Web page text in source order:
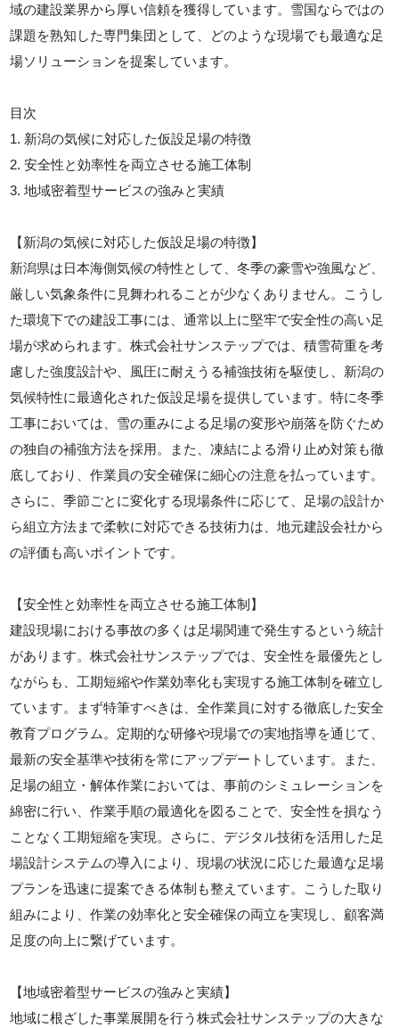
域の建設業界から厚い信頼を獲得しています。雪国ならではの
課題を熟知した専門集団として、どのような現場でも最適な足
場ソリューションを提案しています。
目次
1. 新潟の気候に対応した仮設足場の特徴
2. 安全性と効率性を両立させる施工体制
3. 地域密着型サービスの強みと実績
【新潟の気候に対応した仮設足場の特徴】
新潟県は日本海側気候の特性として、冬季の豪雪や強風など、
厳しい気象条件に見舞われることが少なくありません。こうし
た環境下での建設工事には、通常以上に堅牢で安全性の高い足
場が求められます。株式会社サンステップでは、積雪荷重を考
慮した強度設計や、風圧に耐えうる補強技術を駆使し、新潟の
気候特性に最適化された仮設足場を提供しています。特に冬季
工事においては、雪の重みによる足場の変形や崩落を防ぐため
の独自の補強方法を採用。また、凍結による滑り止め対策も徹
底しており、作業員の安全確保に細心の注意を払っています。
さらに、季節ごとに変化する現場条件に応じて、足場の設計か
ら組立方法まで柔軟に対応できる技術力は、地元建設会社から
の評価も高いポイントです。
【安全性と効率性を両立させる施工体制】
建設現場における事故の多くは足場関連で発生するという統計
があります。株式会社サンステップでは、安全性を最優先とし
ながらも、工期短縮や作業効率化も実現する施工体制を確立し
ています。まず特筆すべきは、全作業員に対する徹底した安全
教育プログラム。定期的な研修や現場での実地指導を通じて、
最新の安全基準や技術を常にアップデートしています。また、
足場の組立・解体作業においては、事前のシミュレーションを
綿密に行い、作業手順の最適化を図ることで、安全性を損なう
ことなく工期短縮を実現。さらに、デジタル技術を活用した足
場設計システムの導入により、現場の状況に応じた最適な足場
プランを迅速に提案できる体制も整えています。こうした取り
組みにより、作業の効率化と安全確保の両立を実現し、顧客満
足度の向上に繋げています。
【地域密着型サービスの強みと実績】
地域に根ざした事業展開を行う株式会社サンステップの大きな